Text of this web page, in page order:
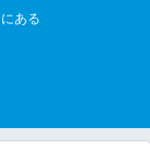
ある